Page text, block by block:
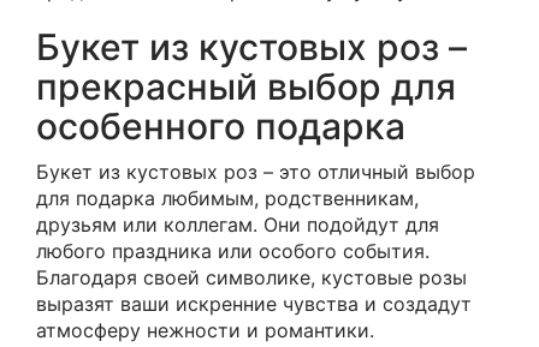
Букет из кустовых роз –
прекрасный выбор для
особенного подарка
Букет из кустовых роз – это отличный выбор
для подарка любимым, родственникам,
друзьям или коллегам. Они подойдут для
любого праздника или особого события.
Благодаря своей символике, кустовые розы
выразят ваши искренние чувства и создадут
атмосферу нежности и романтики.